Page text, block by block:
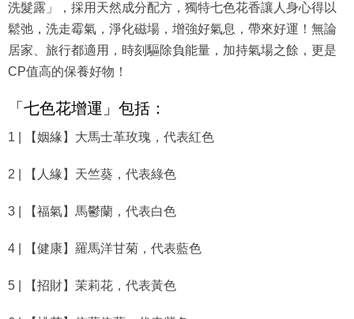
洗髮露」，採用天然成分配方，獨特七色花香讓人身心得以
鬆弛，洗走霉氣，淨化磁場，增強好氣息，帶來好運！無論
居家、旅行都適用，時刻驅除負能量，加持氣場之餘，更是
CP值高的保養好物！
「七色花增運」包括：
1 | 【姻緣】大馬士革玫瑰，代表紅色
2 | 【人緣】天竺葵，代表綠色
3 | 【福氣】馬鬱蘭，代表白色
4 | 【健康】羅馬洋甘菊，代表藍色
5 | 【招財】茉莉花，代表黃色